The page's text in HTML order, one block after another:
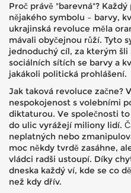
Proč právě "barevná"?
nějakého symbolu – barvy,
ukrajinská revoluce měla
mávali obyčejnou růží. Tyto
jednoduchý cíl, za kterým šli
sociálních sítích se barvy a
jakákoli politická prohlášení.
Jak taková revoluce začne?
nespokojenost s volebními
diktaturou. Ve společnosti
do ulic vyrážejí miliony lidí.
neplatných nebo
moc někdy tvrdě zasáhne,
vládci radši ustoupí. Díky
dneska každý ví, kde se co
než kdy dřív.